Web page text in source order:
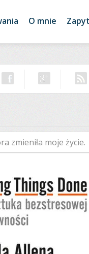
O mnie
zmieniła moje życie.